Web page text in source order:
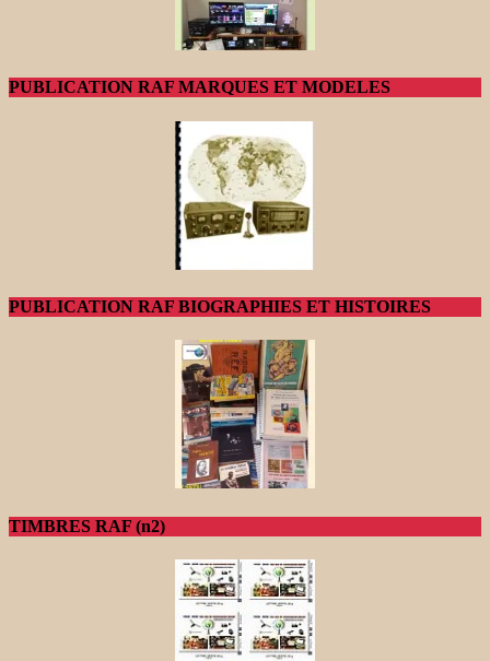
PUBLICATION RAF MARQUES ET MODELES
PUBLICATION RAF BIOGRAPHIES ET HISTOIRES
TIMBRES RAF (n2)